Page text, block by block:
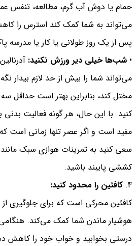
حمام یا دوش آب گرم، مطالعه، تنفس
می‌تواند به شما کمک کند استرس را
پس از یک روز طولانی یا کار یا مدرسه
• شب‌ها خیلی دیر ورزش نکنید:
می‌تواند شما را بیش از حد لازم بیدار
مختل کند، بنابراین بهتر است حداقل
کنید. با این حال، هر گونه فعالیت
مفید است و اگر عصر تنها زمانی است
سعی کنید به تمرینات هوازی سبک
کششی پایبند باشید.
کافئین را محدود کنید:
کافئین محرکی است که برای جلوگیری
هوشیار ماندن شما کمک می‌کند.
درستی بخوابید و خواب خود را کاهش